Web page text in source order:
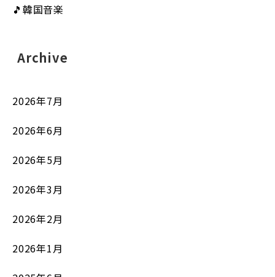
🎵韓国音楽
Archive
2026年7月
2026年6月
2026年5月
2026年3月
2026年2月
2026年1月